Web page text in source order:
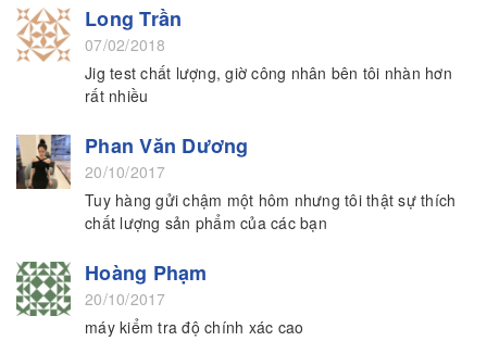
Long Trần
07/02/2018
Jig test chất lượng, giờ công nhân bên tôi nhàn hơn
rất nhiều
Phan Văn Dương
20/10/2017
Tuy hàng gửi chậm một hôm nhưng tôi thật sự thích
chất lượng sản phẩm của các bạn
Hoàng Phạm
20/10/2017
máy kiểm tra độ chính xác cao